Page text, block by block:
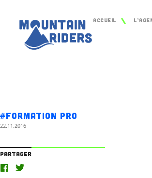
Accueil
#Formation Pro
22.11.2016
Partager